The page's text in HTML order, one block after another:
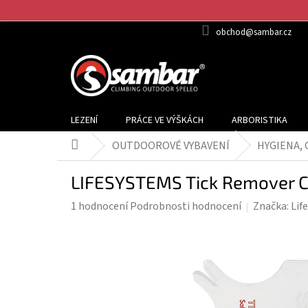
na
obchod@sambar.cz
LEZENÍ PRÁCE VE VÝŠKÁCH ARBORISTIKA
Domů OUTDOOROVÉ VYBAVENÍ HYGIENA,
LIFESYSTEMS Tick
Průměrné
1 hodnoceníPodrobnosti hodnocení Značka: